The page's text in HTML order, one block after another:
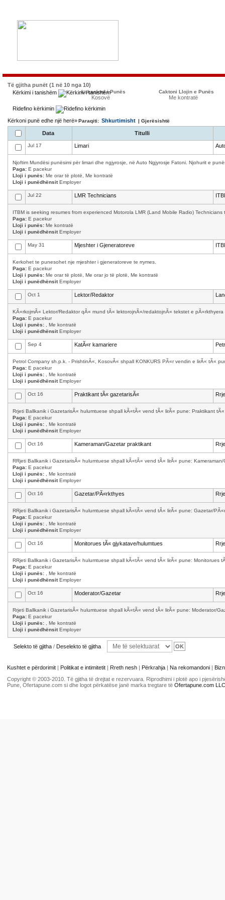
Të gjitha punët (1 në 10 nga 10)
Kërkimi i tanishëm
Lokacioni i Punës
Kosovë
Caktoni Llojin e Punës
Me kontratë
Ridefino kërkimin
Kërkoni punë edhe një herë»Paraqiti: Shkurtimisht | Gjerësishtë
Data Titulli
Jul 17 Limari
Njoftim Mundësi punësimi për limari dhe ngjyrosje, në Auto Ngjyrosje Fatoni. Njohurit e
Paga: E pacekur
Lloji i punës: Me orar të plotë, Me kontratë
Lloji i punëdhënsitEmployer
Jul 22 LMR Technicians
ITBM is seeking resumes from experienced Motorola LMR (Land Mobile Radio)
Paga: E pacekur
Lloji i punës: Me kontratë
Lloji i punëdhënsitEmployer
May 31 Mjeshter i Gjeneratoreve
Kerkohet te punesohet nje mjeshter i gjeneratoreve te rrymes.
Paga: E pacekur
Lloji i punës: Me orar të plotë, Me orar jo të plotë, Me kontratë
Lloji i punëdhënsitEmployer
Oct 1 Lektor/Redaktor
KÃ«rkojmÃ« Lektor/Redaktor qÃ« mund tÃ« lektorojnÃ«/redaktojnÃ« tekstet e
Paga: E pacekur
Lloji i punës: , Me kontratë
Lloji i punëdhënsitEmployer
Sep 4 KatÃ«r kamariere
Petrol Company sh.p.k. - PrishtinÃ«, KosovÃ« shpall KONKURS PÃ«r vendin e lirÃ« tÃ«
Paga: E pacekur
Lloji i punës: , Me kontratë
Lloji i punëdhënsitEmployer
Oct 16 Praktikant tÃ« gazetarisÃ«
Rrjeti Ballkanik i GazetarisÃ« hulumtuese shpall kÃ«tÃ« vend tÃ« lirÃ« pune: Praktikant
Paga: E pacekur
Lloji i punës: , Me kontratë
Lloji i punëdhënsitEmployer
Oct 16 Kameraman/Gazetar praktikant
RRjeti Ballkanik i GazetarisÃ« hulumtuese shpall kÃ«tÃ« vend tÃ« lirÃ« pune:
Paga: E pacekur
Lloji i punës: , Me kontratë
Lloji i punëdhënsitEmployer
Oct 16 Gazetar/PÃ«rkthyes
RRjeti Ballkanik i GazetarisÃ« hulumtuese shpall kÃ«tÃ« vend tÃ« lirÃ« pune: Gazetar/
Paga: E pacekur
Lloji i punës: , Me kontratë
Lloji i punëdhënsitEmployer
Oct 16 Monitorues tÃ« gjykatave/hulumtues
RRjeti Ballkanik i GazetarisÃ« hulumtuese shpall kÃ«tÃ« vend tÃ« lirÃ« pune: Monitorues
Paga: E pacekur
Lloji i punës: , Me kontratë
Lloji i punëdhënsitEmployer
Oct 16 Moderator/Gazetar
Rrjeti Ballkanik i GazetarisÃ« hulumtuese shpall kÃ«tÃ« vend tÃ« lirÃ« pune: Moderator/
Paga: E pacekur
Lloji i punës: , Me kontratë
Lloji i punëdhënsitEmployer
Selekto të gjitha / Deselekto të gjitha
Kushtet e përdorimit | Politikat e intimitetit | Rreth nesh | Përkrahja | Na rekomandoni |
Copyright © 2003-2010. Të gjitha të drejtat e rezervuara. Riprodhimi i plotë apo i
Pune, Ofertapune.com si dhe logot përkatëse janë marka tregtare të Ofertapune.com LLC